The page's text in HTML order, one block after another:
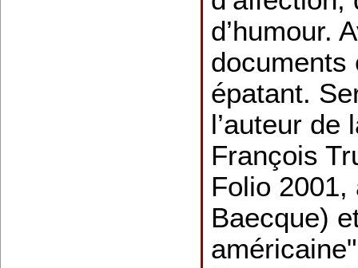
d’humour.
documents
épatant.
l’auteur de
François
Folio 2001,
Baecque)